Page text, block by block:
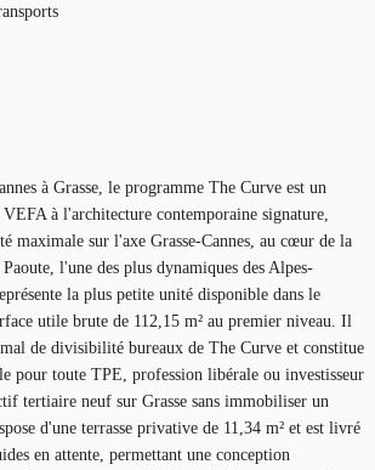
à Grasse, le programme The Curve est un
à l'architecture contemporaine signature,
maximale sur l'axe Grasse-Cannes, au cœur de la
l'une des plus dynamiques des Alpes-
la plus petite unité disponible dans le
utile brute de 112,15 m² au premier niveau. Il
de divisibilité bureaux de The Curve et constitue
pour toute TPE, profession libérale ou investisseur
tertiaire neuf sur Grasse sans immobiliser un
d'une terrasse privative de 11,34 m² et est livré
en attente, permettant une conception